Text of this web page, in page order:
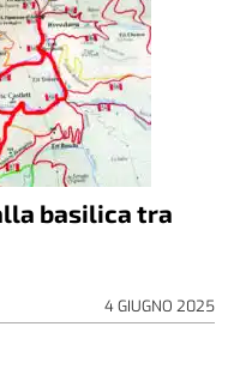
basilica tra
4 GIUGNO 2025